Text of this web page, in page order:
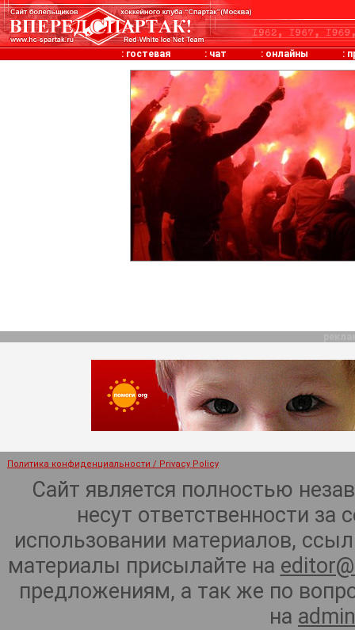
: гостевая : чат : онлайны :
Политика конфиденциальности / Privacy Policy
Сайт является полностью
несут ответственности
использовании материалов,
материалы присылайте на
предложениям, а так же по
на